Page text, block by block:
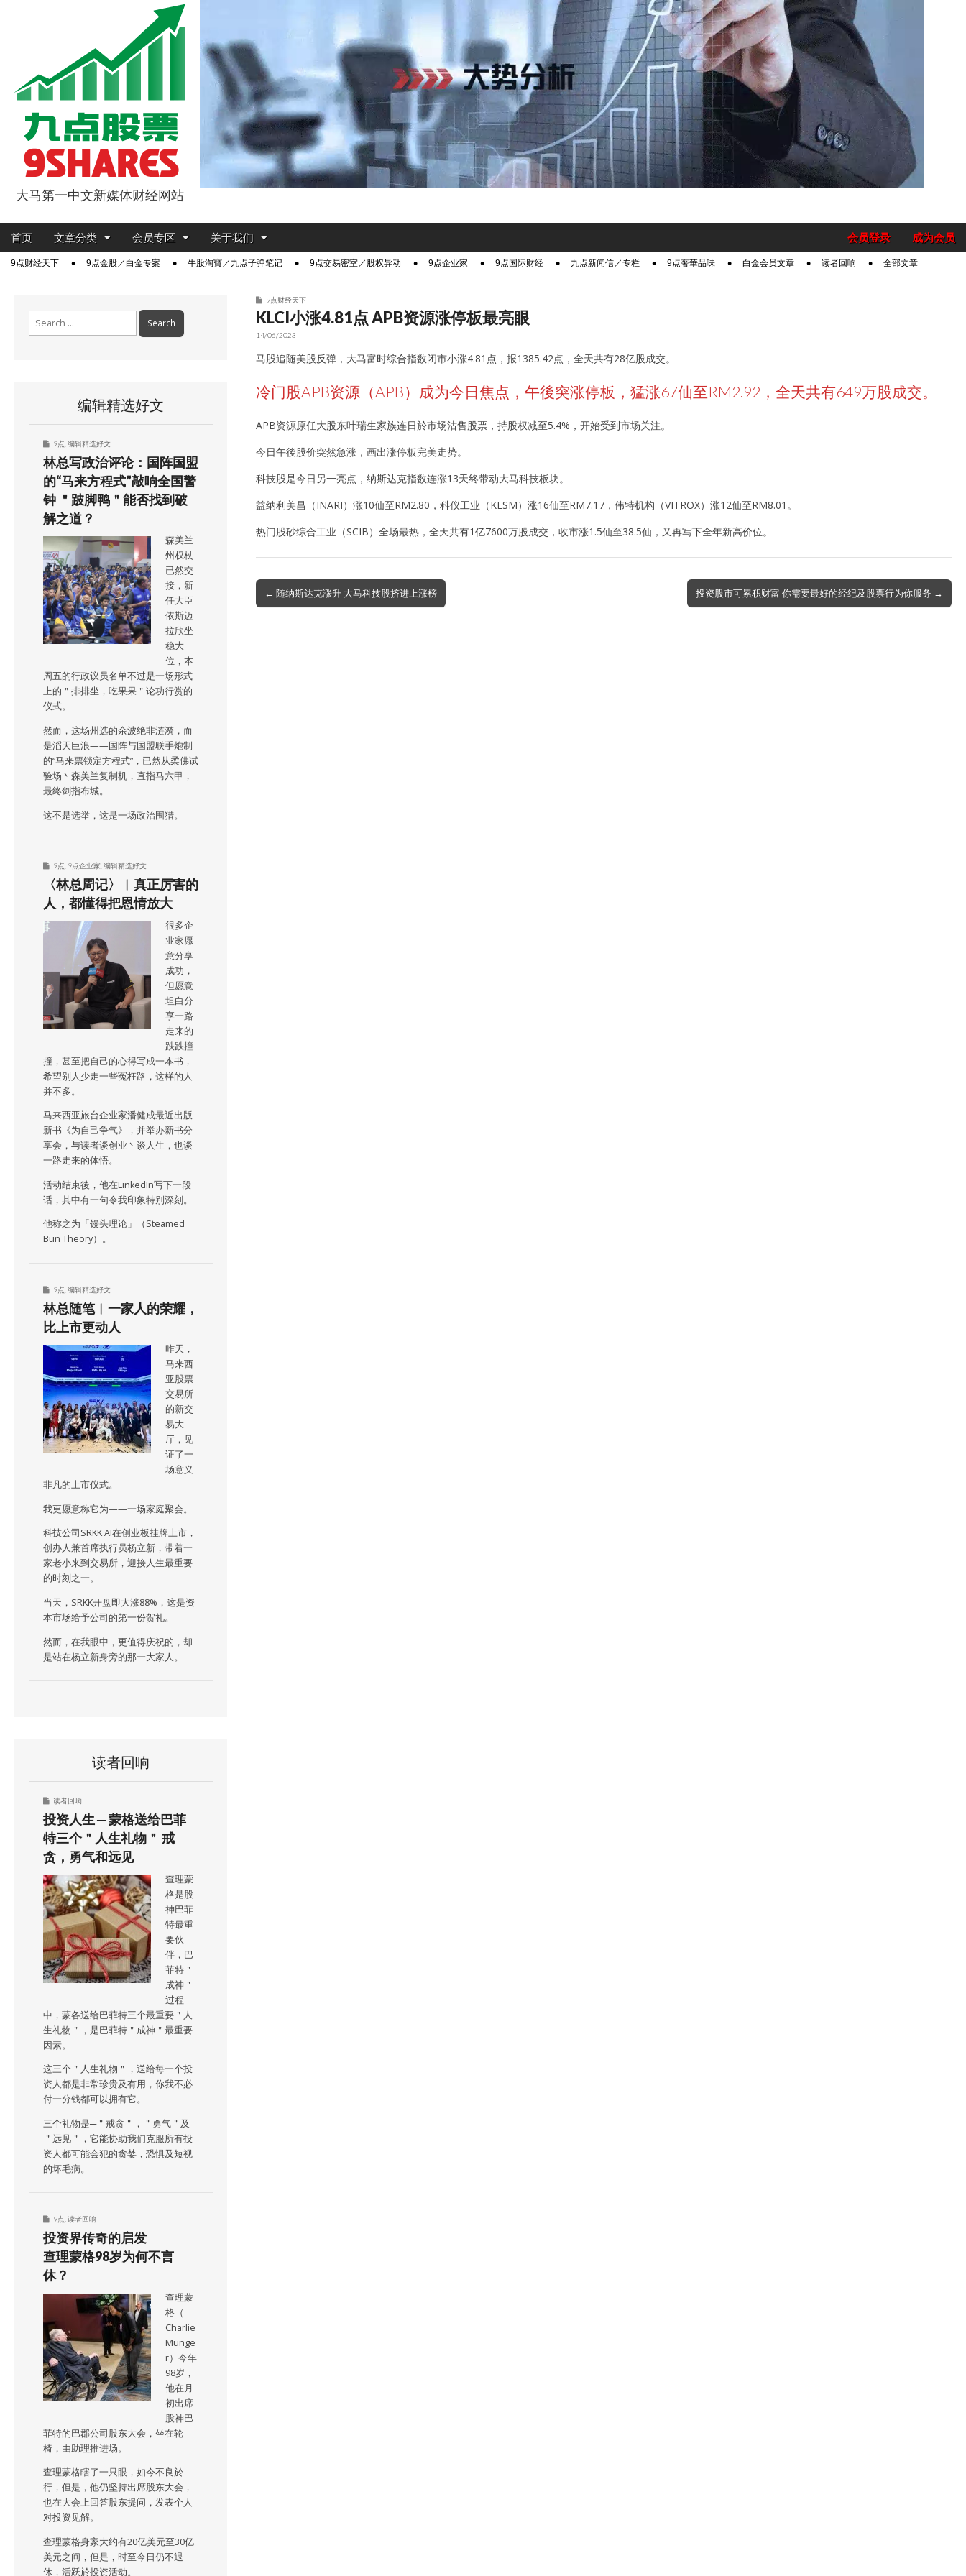
9点股票
大马第一中文新媒体财经网站
Main
Skip
content
首页 文章分类 会员专区 关于我们 成为会员
会员登录
Sub9点财经天下 9点金股／白金专案 牛股淘寶／九点子弹笔记 9点交易密室／股权异动 9点企业家 9点国际财经 九点新闻信／专栏 9点奢華品味 白金会员文章 读者回响 全部文章
9点财经天下
KLCI小涨4.81点 APB资源涨停板最亮眼
14/06/2023
马股追随美股反弹，大马富时综合指数闭市小涨4.81点，报1385.42点，全天共有28亿股成交。
冷门股APB资源（APB）成为今日焦点，午後突涨停板，猛涨67仙至RM2.92，全天共有649万股成交。
APB资源原任大股东叶瑞生家族连日於市场沽售股票，持股权减至5.4%，开始受到市场关注。
今日午後股价突然急涨，画出涨停板完美走势。
科技股是今日另一亮点，纳斯达克指数连涨13天终带动大马科技板块。
益纳利美昌（INARI）涨10仙至RM2.80，科仪工业（KESM）涨16仙至RM7.17，伟特机构（VITROX）涨12仙至RM8.01。
热门股砂综合工业（SCIB）全场最热，全天共有1亿7600万股成交，收市涨1.5仙至38.5仙，又再写下全年新高价位。
Post
navigation
← 随纳斯达克涨升 大马科技股挤进上涨榜 投资股市可累积财富 你需要最好的经纪及股票行为你服务 →
编辑精选好文
9点 编辑精选好文
林总写政治评论：国阵国盟
的“马来方程式”敲响全国警
钟 ＂跛脚鸭＂能否找到破
解之道？
森美兰
州权杖
已然交
接，新
任大臣
依斯迈
拉欣坐
稳大
位，本
周五的行政议员名单不过是一场形式
上的＂排排坐，吃果果＂论功行赏的
仪式。
然而，这场州选的余波绝非涟漪，而
是滔天巨浪——国阵与国盟联手炮制
的“马来票锁定方程式”，已然从柔佛试
验场丶森美兰复制机，直指马六甲，
最终剑指布城。
这不是选举，这是一场政治围猎。
9点 9点企业家 编辑精选好文
〈林总周记〉︱真正厉害的
人，都懂得把恩情放大
很多企
业家愿
意分享
成功，
但愿意
坦白分
享一路
走来的
跌跌撞
撞，甚至把自己的心得写成一本书，
希望别人少走一些冤枉路，这样的人
并不多。
马来西亚旅台企业家潘健成最近出版
新书《为自己争气》，并举办新书分
享会，与读者谈创业丶谈人生，也谈
一路走来的体悟。
活动结束後，他在LinkedIn写下一段
话，其中有一句令我印象特别深刻。
他称之为「馒头理论」（Steamed
Bun Theory）。
9点 编辑精选好文
林总随笔︱一家人的荣耀，
比上市更动人
昨天，
马来西
亚股票
交易所
的新交
易大
厅，见
证了一
场意义
非凡的上市仪式。
我更愿意称它为——一场家庭聚会。
科技公司SRKK AI在创业板挂牌上市，
创办人兼首席执行员杨立新，带着一
家老小来到交易所，迎接人生最重要
的时刻之一。
当天，SRKK开盘即大涨88%，这是资
本市场给予公司的第一份贺礼。
然而，在我眼中，更值得庆祝的，却
是站在杨立新身旁的那一大家人。
读者回响
读者回响
投资人生 ─ 蒙格送给巴菲
特三个＂人生礼物＂ 戒
贪，勇气和远见
查理蒙
格是股
神巴菲
特最重
要伙
伴，巴
菲特＂
成神＂
过程
中，蒙各送给巴菲特三个最重要＂人
生礼物＂，是巴菲特＂成神＂最重要
因素。
这三个＂人生礼物＂，送给每一个投
资人都是非常珍贵及有用，你我不必
付一分钱都可以拥有它。
三个礼物是─＂戒贪＂，＂勇气＂及
＂远见＂，它能协助我们克服所有投
资人都可能会犯的贪婪，恐惧及短视
的坏毛病。
9点 读者回响
投资界传奇的启发
查理蒙格98岁为何不言
休？
查理蒙
格（
Charlie
Munge
r）今年
98岁，
他在月
初出席
股神巴
菲特的巴郡公司股东大会，坐在轮
椅，由助理推进场。
查理蒙格瞎了一只眼，如今不良於
行，但是，他仍坚持出席股东大会，
也在大会上回答股东提问，发表个人
对投资见解。
查理蒙格身家大约有20亿美元至30亿
美元之间，但是，时至今日仍不退
休，活跃於投资活动。